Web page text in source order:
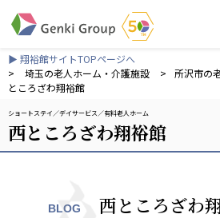
介護・福祉
社会福祉法人 元気村グループ
社会福祉法人元気村
社会福祉法人長寿の森
▶ 翔裕館サイトTOPページへ
>
埼玉の老人ホーム・介護施設 > 所沢市の
ところざわ翔裕館
ショートステイ デイサービス 有料老人ホーム
西ところざわ翔裕館
BLOG 西ところざわ